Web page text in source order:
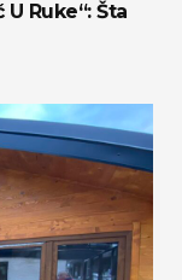
Ruke“: Šta